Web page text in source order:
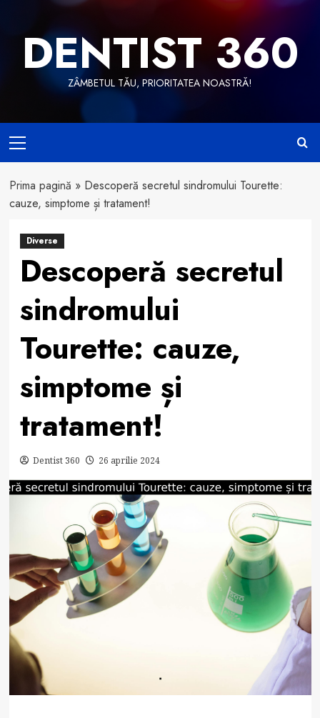
contentDENTIST 360
ZÂMBETUL TĂU, PRIORITATEA NOASTRĂ!
Menu
Prima pagină » Descoperă secretul sindromului Tourette:
cauze, simptome și tratament!
Diverse
Descoperă secretul
sindromului
Tourette: cauze,
simptome și
tratament!
Dentist 360 26 aprilie 2024